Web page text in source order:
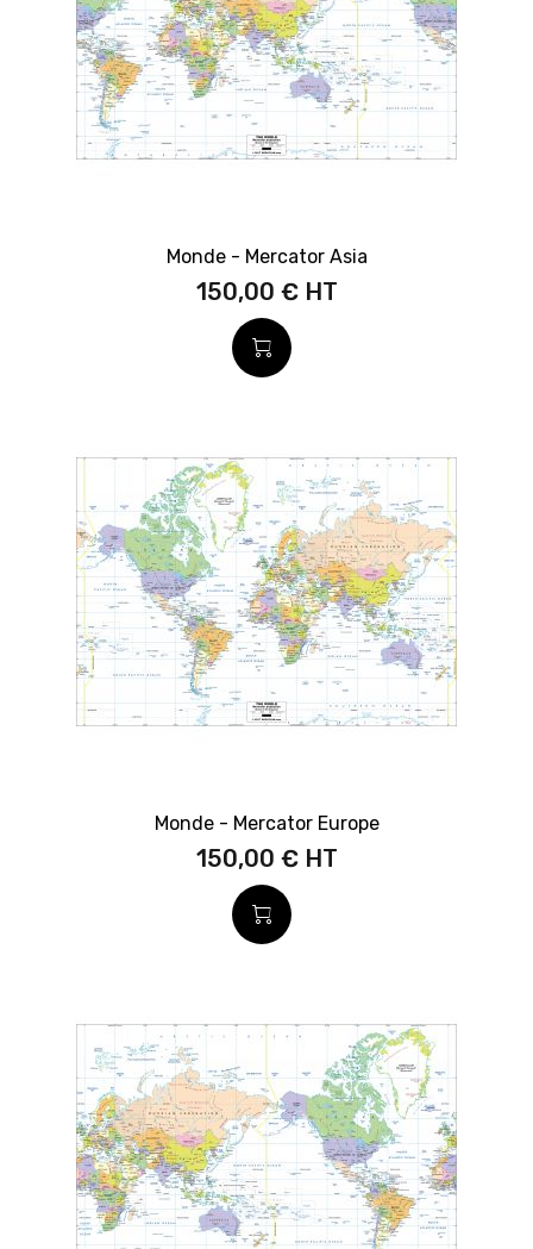
Monde - Mercator Asia
150,00 €
Monde - Mercator Europe
150,00 €